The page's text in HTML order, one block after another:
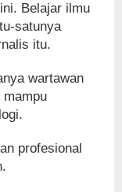
Belajar ilmu
satunya
itu.
wartawan
profesional